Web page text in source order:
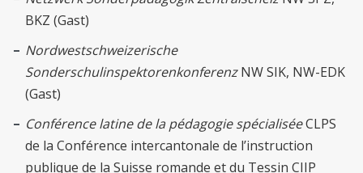
BKZ (Gast)
Nordwestschweizerische
SonderschulinspektorenkonferenzNW SIK, NW-EDK
(Gast)
Conférence latine de la pédagogie spécialiséeCLPS
de la Conférence intercantonale de l’instruction
publique de la Suisse romande et du Tessin CIIP